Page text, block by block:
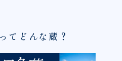
てどんな蔵？